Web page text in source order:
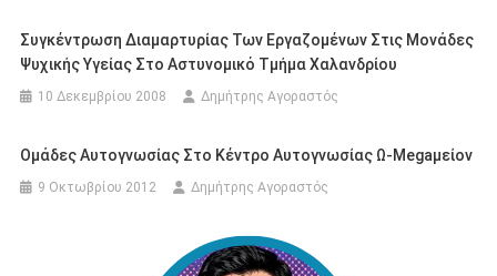
Συγκέντρωση Διαμαρτυρίας Των Εργαζομένων Στις Μονάδες
Ψυχικής Υγείας Στο Αστυνομικό Τμήμα Χαλανδρίου
10 Δεκεμβρίου 2008 Δημήτρης Αγοραστός
Ομάδες Αυτογνωσίας Στο Κέντρο Αυτογνωσίας Ω-Megaμείον
9 Οκτωβρίου 2012 Δημήτρης Αγοραστός